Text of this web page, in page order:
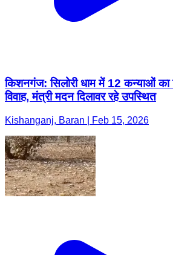
किशनगंज: सिलोरी धाम में 12 कन्याओं का
विवाह, मंत्री मदन दिलावर रहे उपस्थित
Kishanganj, Baran | Feb 15, 2026